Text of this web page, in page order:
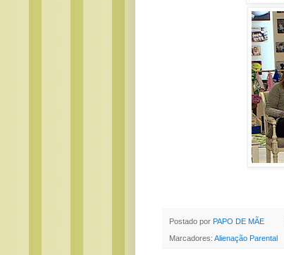
Postado por PAPO DE MÃE
Marcadores: Alienação Parental